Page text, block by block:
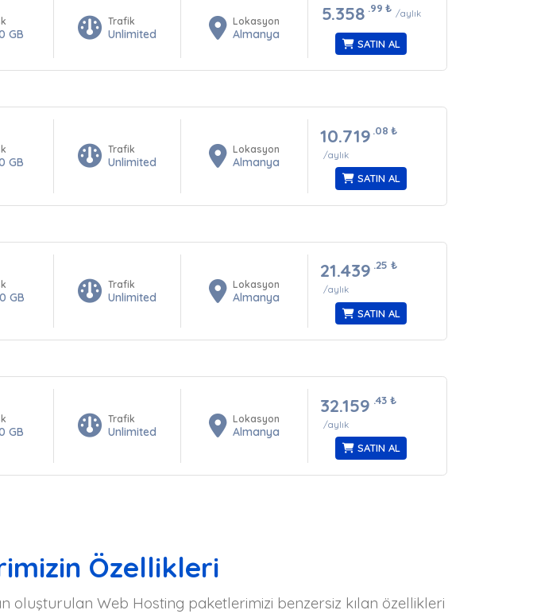
GB
Trafik
Unlimited
Lokasyon
Almanya
5.358 .99 ₺ /aylık
SATIN AL
GB
Trafik
Unlimited
Lokasyon
Almanya
10.719 .08 ₺
/aylık
SATIN AL
GB
Trafik
Unlimited
Lokasyon
Almanya
21.439 .25 ₺
/aylık
SATIN AL
GB
Trafik
Unlimited
Lokasyon
Almanya
32.159 .43 ₺
/aylık
SATIN AL
Özellikleri
oluşturulan Web Hosting paketlerimizi benzersiz kılan özellikleri